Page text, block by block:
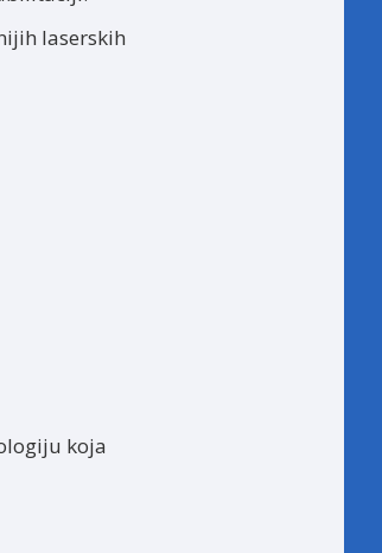
laserskih
koja